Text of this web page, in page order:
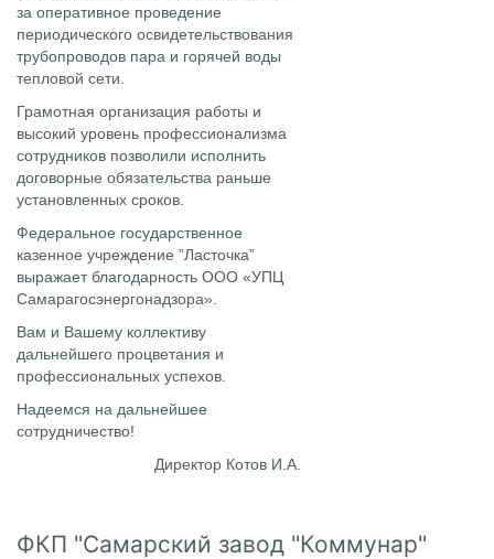
за оперативное проведение
периодического освидетельствования
трубопроводов пара и горячей воды
тепловой сети.
Грамотная организация работы и
высокий уровень профессионализма
сотрудников позволили исполнить
договорные обязательства раньше
установленных сроков.
Федеральное государственное
казенное учреждение ”Ласточка”
выражает благодарность ООО «УПЦ
Самарагосэнергонадзора».
Вам и Вашему коллективу
дальнейшего процветания и
профессиональных успехов.
Надеемся на дальнейшее
сотрудничество!
Директор Котов И.А.
ФКП "Самарский завод "Коммунар"